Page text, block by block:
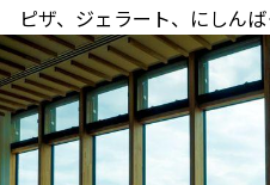
ピザ、ジェラート、にしん